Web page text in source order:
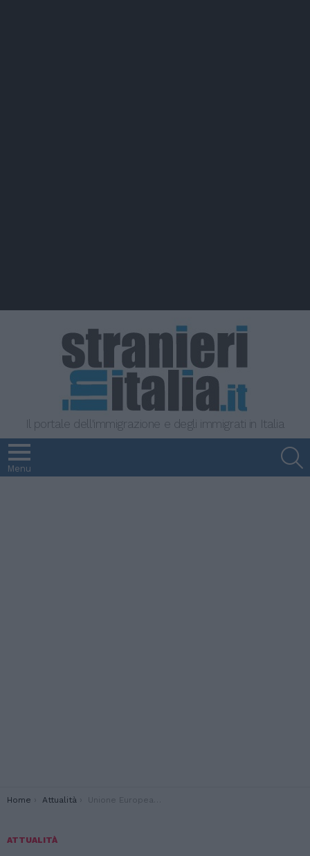
Il portale dell'immigrazione e degli immigrati in Italia
Menu
You are here:
Home Attualità Unione Europea. Razzismo fuori legge: accordo per punirlo in tutti gli Stati
ATTUALITÀ